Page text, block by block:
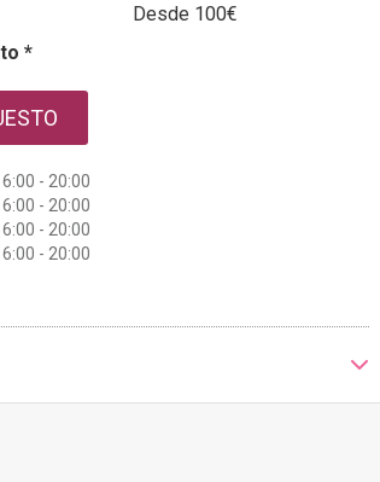
Desde 100€
*
- 20:00
- 20:00
- 20:00
- 20:00